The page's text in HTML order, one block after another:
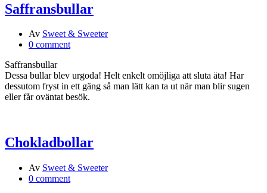
Saffransbullar
Av Sweet & Sweeter
0 comment
Saffransbullar
Dessa bullar blev urgoda! Helt enkelt omöjliga att sluta äta! Har
dessutom fryst in ett gäng så man lätt kan ta ut när man blir sugen
eller får oväntat besök.
Chokladbollar
Av Sweet & Sweeter
0 comment